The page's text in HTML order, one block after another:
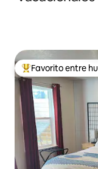
De los mejores en
Favorito entre